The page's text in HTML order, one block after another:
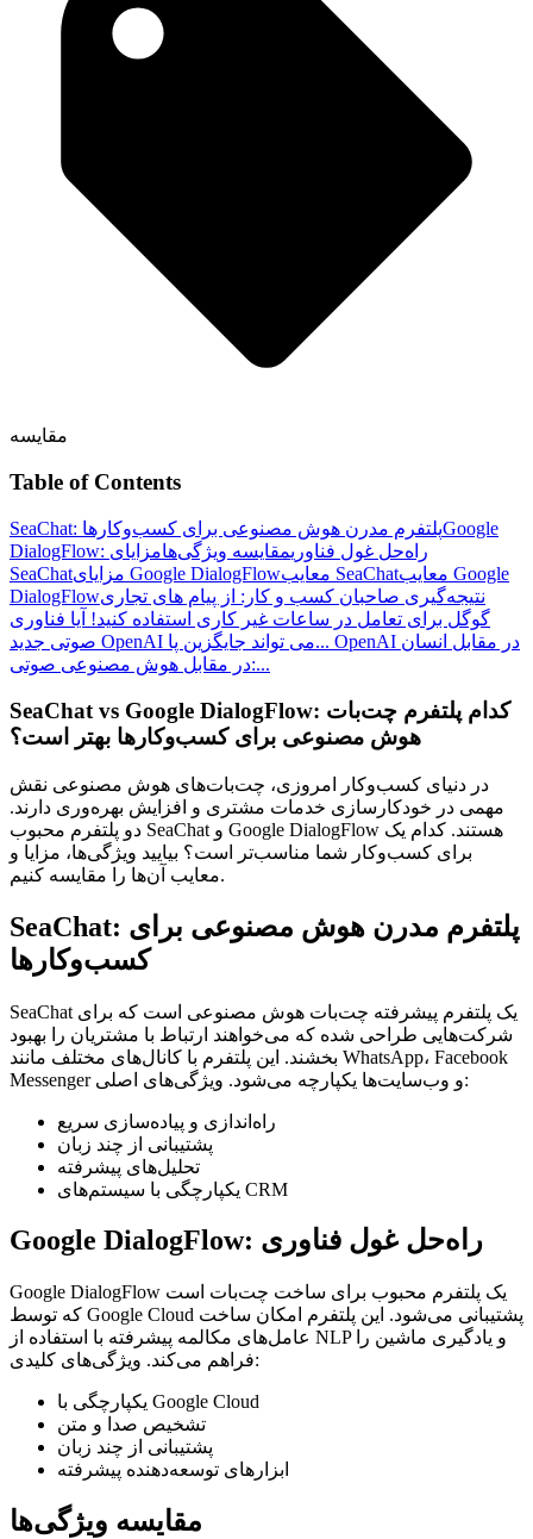
مقایسه
Table of Contents
SeaChat: پلتفرم مدرن هوش مصنوعی برای کسب‌وکارهاGoogle
DialogFlow: راه‌حل غول فناوریمقایسه ویژگی‌هامزایای
SeaChat
مزایای Google DialogFlow معایب SeaChatمعایب Google
DialogFlow
نتیجه‌گیری صاحبان کسب و کار: از پیام های تجاری
گوگل برای تعامل در ساعات غیر کاری استفاده کنید! آیا فناوری
صوتی جدید OpenAI می تواند جایگزین پا... OpenAI در مقابل انسان
در مقابل هوش مصنوعی صوتی:...
SeaChat vs Google DialogFlow: کدام پلتفرم چت‌بات
هوش مصنوعی برای کسب‌وکارها بهتر است؟
در دنیای کسب‌وکار امروزی، چت‌بات‌های هوش مصنوعی نقش
مهمی در خودکارسازی خدمات مشتری و افزایش بهره‌وری دارند.
دو پلتفرم محبوب SeaChat و Google DialogFlow هستند. کدام یک
برای کسب‌وکار شما مناسب‌تر است؟ بیایید ویژگی‌ها، مزایا و
معایب آن‌ها را مقایسه کنیم.
SeaChat: پلتفرم مدرن هوش مصنوعی برای
کسب‌وکارها
SeaChat یک پلتفرم پیشرفته چت‌بات هوش مصنوعی است که برای
شرکت‌هایی طراحی شده که می‌خواهند ارتباط با مشتریان را بهبود
بخشند. این پلتفرم با کانال‌های مختلف مانند WhatsApp، Facebook
Messenger و وب‌سایت‌ها یکپارچه می‌شود. ویژگی‌های اصلی:
راه‌اندازی و پیاده‌سازی سریع
پشتیبانی از چند زبان
تحلیل‌های پیشرفته
یکپارچگی با سیستم‌های CRM
Google DialogFlow: راه‌حل غول فناوری
Google DialogFlow یک پلتفرم محبوب برای ساخت چت‌بات است
که توسط Google Cloud پشتیبانی می‌شود. این پلتفرم امکان ساخت
عامل‌های مکالمه پیشرفته با استفاده از NLP و یادگیری ماشین را
فراهم می‌کند. ویژگی‌های کلیدی:
یکپارچگی با Google Cloud
تشخیص صدا و متن
پشتیبانی از چند زبان
ابزارهای توسعه‌دهنده پیشرفته
مقایسه ویژگی‌ها